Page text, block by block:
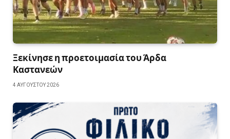
Ξεκίνησε η προετοιμασία του Άρδα
Καστανεών
4 ΑΥΓΟΎΣΤΟΥ 2026